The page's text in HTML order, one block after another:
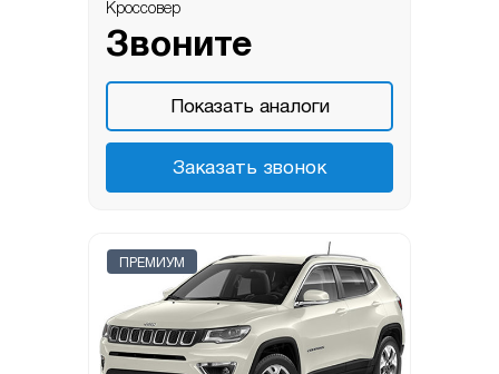
Кроссовер
Звоните
Показать аналоги
Заказать звонок
ПРЕМИУМ